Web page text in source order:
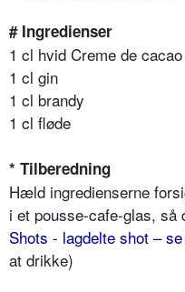
# Ingredienser
1 cl hvid Creme de cacao
1 cl gin
1 cl brandy
1 cl fløde
* Tilberedning
Hæld ingredienserne
i et pousse-cafe-glas, så
Shots - lagdelte shot –
at drikke)